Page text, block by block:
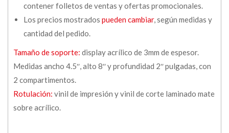
contener folletos de ventas y ofertas promocionales.
Los precios mostrados pueden cambiar, según medidas y
cantidad del pedido.
Tamaño de soporte: display acrílico de 3mm de espesor.
Medidas ancho 4.5′′, alto 8′′ y profundidad 2′′ pulgadas, con
2 compartimentos.
Rotulación: vinil de impresión y vinil de corte laminado mate
sobre acrílico.